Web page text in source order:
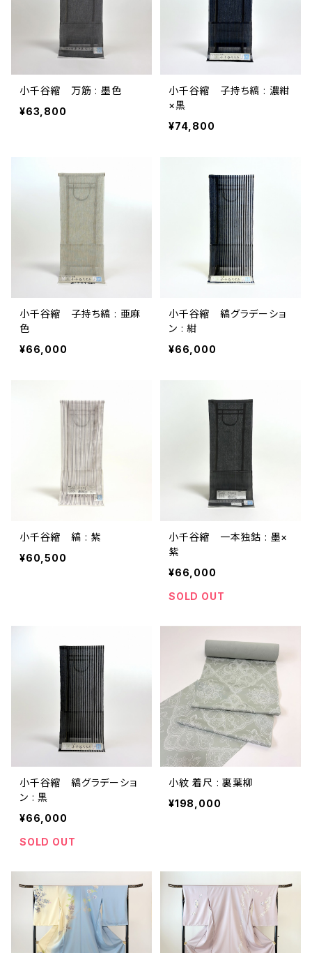
小千谷縮 万筋 : 墨色
¥63,800
小千谷縮 子持ち縞 : 濃紺
×黒
¥74,800
小千谷縮 子持ち縞 : 亜麻
色
¥66,000
小千谷縮 縞グラデーショ
ン : 紺
¥66,000
小千谷縮 縞 : 紫
¥60,500
小千谷縮 一本独鈷 : 墨×
紫
¥66,000
SOLD OUT
小千谷縮 縞グラデーショ
ン : 黒
¥66,000
SOLD OUT
小紋 着尺 : 裏葉柳
¥198,000